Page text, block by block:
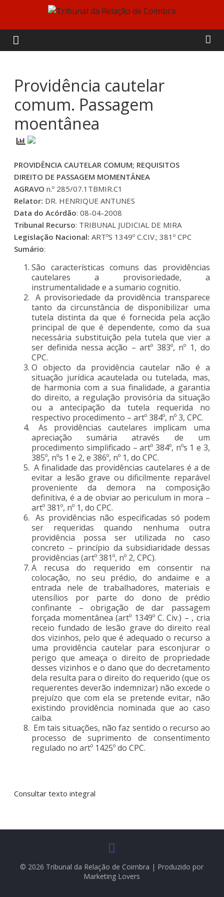
content
Tribunal
da
Relação
de
Coimbra
Providência cautelar
comum. Passagem
moentânea
PROVIDÊNCIA CAUTELAR COMUM; REQUISITOS
DIREITO DE PASSAGEM MOMENTÂNEA
AGRAVO n.º 285/07.1TBMIR.C1
Relator: DR. HENRIQUE ANTUNES
Data do Acórdão: 08-04-2008
Tribunal Recurso: TRIBUNAL JUDICIAL DE MIRA
Legislação Nacional: ARTºS 1349º C.CIV.; 381º CPC
Sumário:
São características comuns das providências
cautelares a provisoriedade, a
instrumentalidade e a sumario cognitio.
A provisoriedade da providência transparece
tanto da circunstância de disponibilizar uma
tutela distinta da que é fornecida pela acção
principal de que é dependente, como da sua
necessária substituição pela tutela que vier a
ser definida nessa acção – artº 383º, nº 1, do
CPC.
O objecto da providência cautelar não é a
situação jurídica acautelada ou tutelada, mas,
de harmonia com a sua finalidade, a garantia
do direito, a regulação provisória da situação
ou a antecipação da tutela requerida no
respectivo procedimento – artº 384º, nº 3, CPC.
As providências cautelares implicam uma
apreciação sumária através de um
procedimento simplificado – artº 384º, nºs 1 e 3,
385º, nºs 1 e 2, e 386º, nº 1, do CPC.
A finalidade das providências cautelares é a de
evitar a lesão grave ou dificilmente reparável
proveniente da demora na composição
definitiva, é a de obviar ao periculum in mora –
artº 381º, nº 1, do CPC.
As providências não especificadas só podem
ser requeridas quando nenhuma outra
providência possa ser utilizada no caso
concreto – princípio da subsidiaridade dessas
providências (artº 381º, nº 2, CPC).
A recusa do requerido em consentir na
colocação, no seu prédio, do andaime e a
entrada nele de trabalhadores, materiais e
utensílios por parte do dono de prédio
confinante – obrigação de dar passagem
forçada momentânea (artº 1349º C. Civ.) – , cria
receio fundado de lesão grave do direito real
dos vizinhos, pelo que é adequado o recurso a
uma providência cautelar para esconjurar o
perigo que ameaça o direito de propriedade
desses vizinhos e o dano que do decretamento
dela resulta para o direito do requerido (que os
requerentes deverão indemnizar) não excede o
prejuízo que com ela se pretende evitar, não
existindo providência nominada que ao caso
caiba.
Em tais situações, não faz sentido o recurso ao
processo de suprimento de consentimento
regulado no artº 1425º do CPC.
Consultar texto integral
© 2026 Tribunal da Relação de Coimbra | Produzido por
Marketing Lovers